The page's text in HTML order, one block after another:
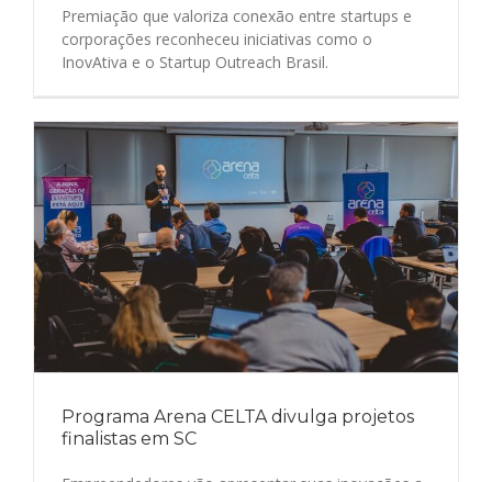
Premiação que valoriza conexão entre startups e
corporações reconheceu iniciativas como o
InovAtiva e o Startup Outreach Brasil.
Programa Arena CELTA divulga projetos
finalistas em SC